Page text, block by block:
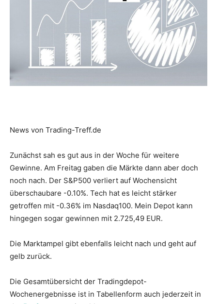
News von Trading-Treff.de
Zunächst sah es gut aus in der Woche für weitere
Gewinne. Am Freitag gaben die Märkte dann aber doch
noch nach. Der S&P500 verliert auf Wochensicht
überschaubare -0.10%. Tech hat es leicht stärker
getroffen mit -0.36% im Nasdaq100. Mein Depot kann
hingegen sogar gewinnen mit 2.725,49 EUR.
Die Marktampel gibt ebenfalls leicht nach und geht auf
gelb zurück.
Die Gesamtübersicht der Tradingdepot-
Wochenergebnisse ist in Tabellenform auch jederzeit in